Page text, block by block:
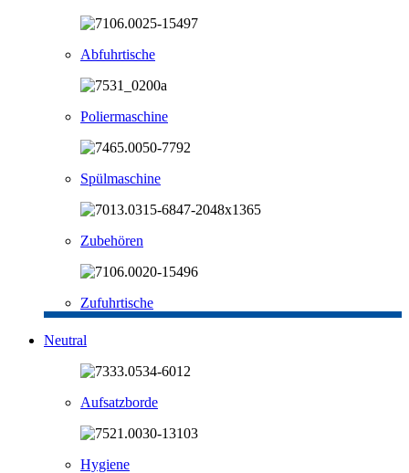
Abfuhrtische
Poliermaschine
Spülmaschine
Zubehören
Zufuhrtische
Neutral
Aufsatzborde
Hygiene